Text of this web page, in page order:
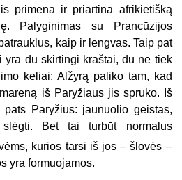
primena ir priartina afrikietišką
Palyginimas su Prancūzijos
kaip ir lengvas. Taip pat
yra du skirtingi kraštai, du ne tiek
keliai: Alžyrą paliko tam, kad
iš Paryžiaus jis spruko. Iš
Paryžius: jaunuolio geistas,
Bet tai turbūt normalus
kurios tarsi iš jos – šlovės –
yra formuojamos.